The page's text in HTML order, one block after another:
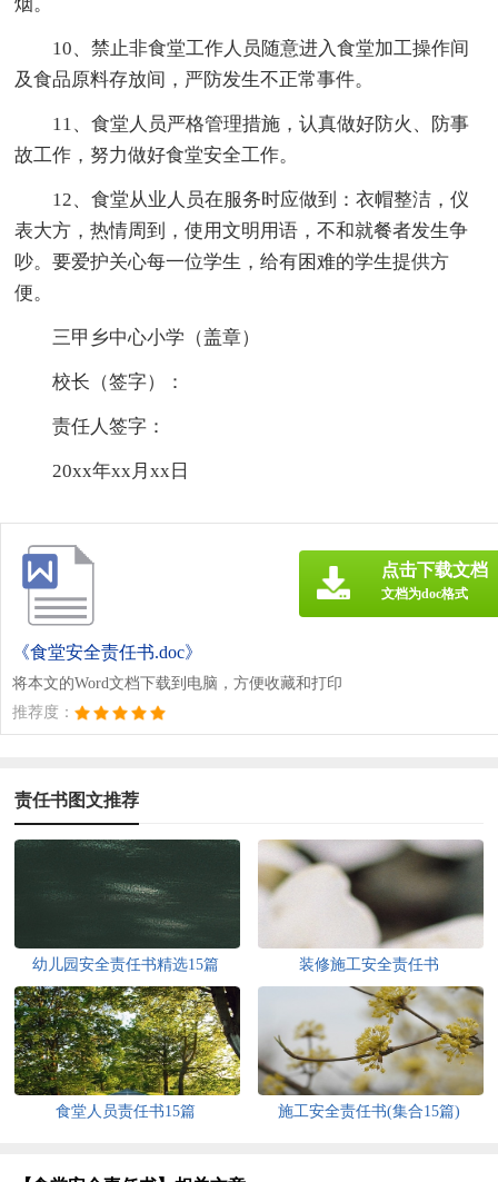
10、禁止非食堂工作人员随意进入食堂加工操作间
及食品原料存放间，严防发生不正常事件。
11、食堂人员严格管理措施，认真做好防火、防事
故工作，努力做好食堂安全工作。
12、食堂从业人员在服务时应做到：衣帽整洁，仪
表大方，热情周到，使用文明用语，不和就餐者发生争
吵。要爱护关心每一位学生，给有困难的学生提供方
便。
三甲乡中心小学（盖章）
校长（签字）：
责任人签字：
20xx年xx月xx日
《食堂安全责任书.doc》
将本文的Word文档下载到电脑，方便收藏和打印
推荐度：
点击下载文档
文档为doc格式
责任书图文推荐
幼儿园安全责任书精选15篇 装修施工安全责任书
食堂人员责任书15篇 施工安全责任书(集合15篇)